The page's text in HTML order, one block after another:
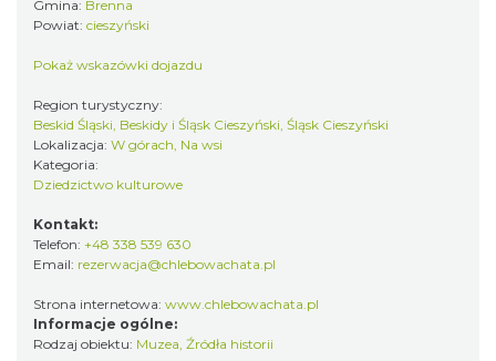
Gmina: Brenna
Powiat: cieszyński
Pokaż wskazówki dojazdu
Region turystyczny:
Beskid Śląski, Beskidy i Śląsk Cieszyński, Śląsk Cieszyński
Lokalizacja: W górach, Na wsi
Kategoria:
Dziedzictwo kulturowe
Kontakt:
Telefon: +48 338 539 630
Email: rezerwacja@chlebowachata.pl
Strona internetowa: www.chlebowachata.pl
Informacje ogólne:
Rodzaj obiektu: Muzea, Źródła historii